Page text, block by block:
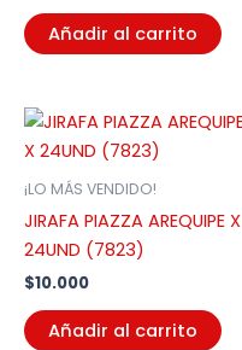
Añadir al carrito
¡LO MÁS VENDIDO!
JIRAFA PIAZZA AREQUIPE X
24UND (7823)
$10.000
Añadir al carrito